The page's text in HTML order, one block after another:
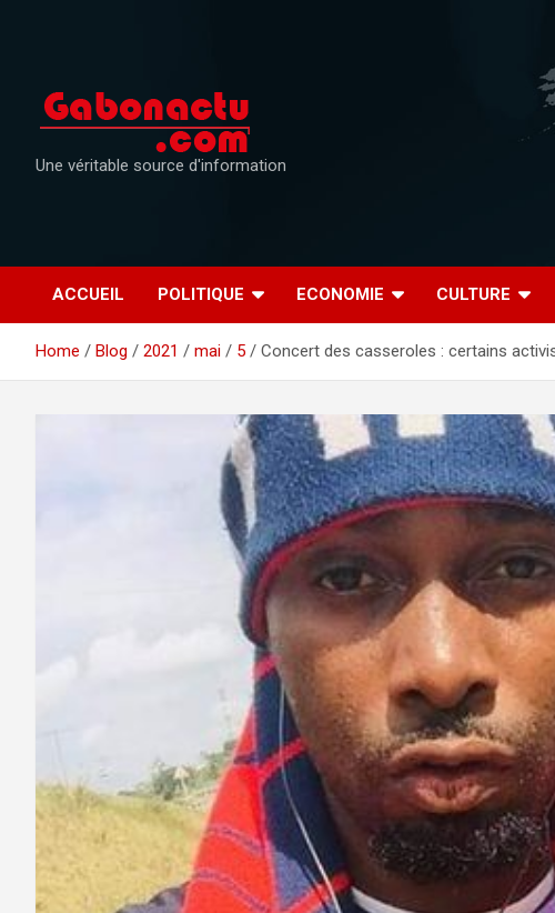
Une véritable source d'information
ACCUEIL POLITIQUE ECONOMIE CULTURE
Home Blog 2021 mai 5 Concert des casseroles : certains